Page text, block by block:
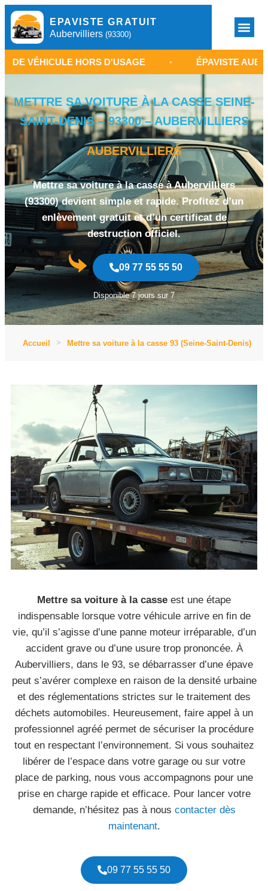
EPAVISTE GRATUIT
Aubervilliers (93300)
HORS D'USAGE • ÉPAVISTE AUBERVILLIERS
METTRE SA VOITURE À LA CASSE SEINE-
SAINT-DENIS – 93300 – AUBERVILLIERS
AUBERVILLIERS
Mettre sa voiture à la casse à Aubervilliers
(93300) devient simple et rapide. Profitez d’un
enlèvement gratuit et d’un certificat de
destruction officiel.
09 77 55 55 50
Disponible 7 jours sur 7
Accueil Mettre sa voiture à la casse 93 (Seine-Saint-Denis)
Mettre sa voiture à la casse est une étape
indispensable lorsque votre véhicule arrive en fin de
vie, qu’il s’agisse d’une panne moteur irréparable, d’un
accident grave ou d’une usure trop prononcée. À
Aubervilliers, dans le 93, se débarrasser d’une épave
peut s’avérer complexe en raison de la densité urbaine
et des réglementations strictes sur le traitement des
déchets automobiles. Heureusement, faire appel à un
professionnel agréé permet de sécuriser la procédure
tout en respectant l’environnement. Si vous souhaitez
libérer de l’espace dans votre garage ou sur votre
place de parking, nous vous accompagnons pour une
prise en charge rapide et efficace. Pour lancer votre
demande, n’hésitez pas à nous contacter dès
maintenant.
09 77 55 55 50